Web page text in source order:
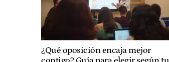
¿Qué oposición encaja mejor